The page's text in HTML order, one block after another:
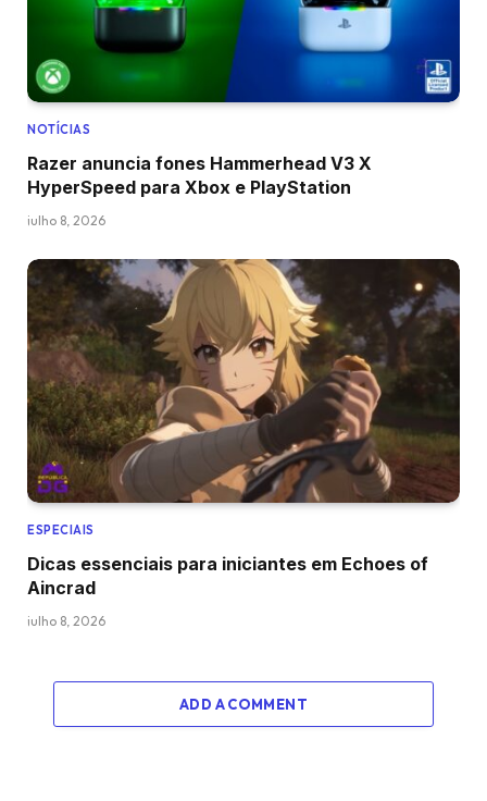
NOTÍCIAS
Razer anuncia fones Hammerhead V3 X
HyperSpeed para Xbox e PlayStation
julho 8, 2026
ESPECIAIS
Dicas essenciais para iniciantes em Echoes of
Aincrad
julho 8, 2026
ADD A COMMENT